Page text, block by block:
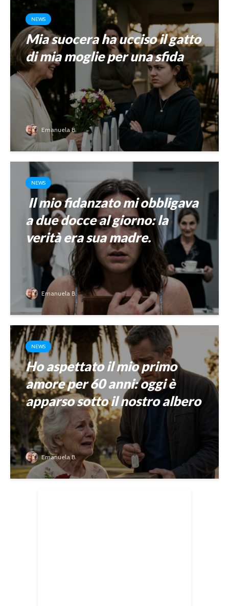
NEWS
Mia suocera ha ucciso il gatto
di mia moglie per una sfida
Emanuela B.
NEWS
Il mio fidanzato mi obbligava
a due docce al giorno: la
verità era sua madre.
Emanuela B.
NEWS
Ho aspettato il mio primo
amore per 60 anni: oggi è
apparso sotto il nostro albero
Emanuela B.